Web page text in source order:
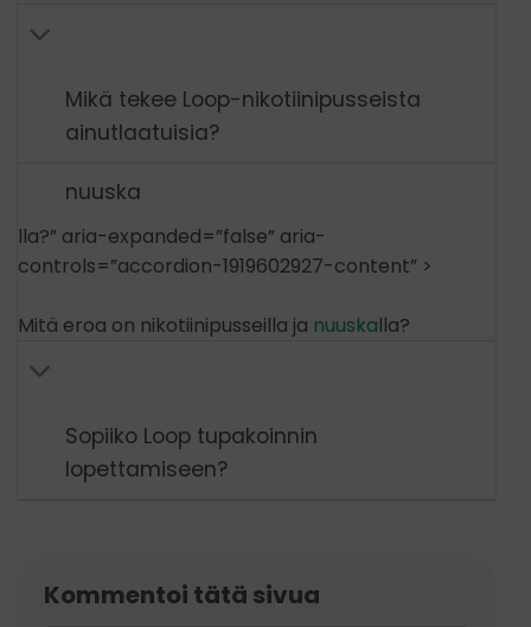
Mikä tekee Loop-nikotiinipusseista
ainutlaatuisia?
nuuska
lla?” aria-expanded=”false” aria-
controls=”accordion-1919602927-content” >
Mitä eroa on nikotiinipusseilla ja nuuskalla?
Sopiiko Loop tupakoinnin
lopettamiseen?
Kommentoi tätä sivua